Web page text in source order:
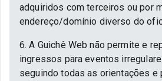
adquiridos com terceiros ou por
endereço/domínio diverso do
6. A Guichê Web não permite e
ingressos para eventos
seguindo todas as orientações e